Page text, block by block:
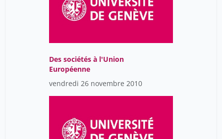
Des sociétés à l'Union
Européenne
vendredi 26 novembre 2010